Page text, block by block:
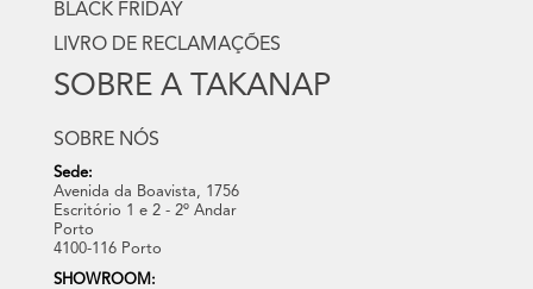
BLACK FRIDAY
LIVRO DE RECLAMAÇÕES
SOBRE A TAKANAP
SOBRE NÓS
Sede:
Avenida da Boavista, 1756
Escritório 1 e 2 - 2º Andar
Porto
4100-116 Porto
SHOWROOM: